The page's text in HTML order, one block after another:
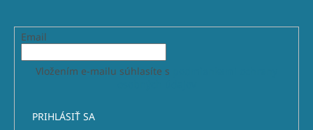
Email
Vložením e-mailu súhlasíte s
PRIHLÁSIŤ SA